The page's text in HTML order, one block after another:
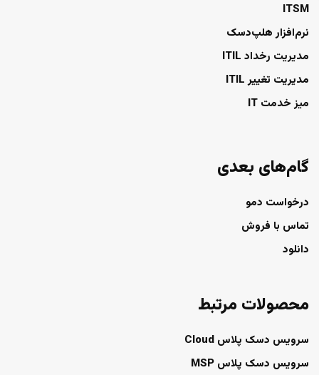
ITSM
نرم‌افزار هلپ‌دسک
مدیریت رخداد ITIL
مدیریت تغییر ITIL
میز خدمت IT
گام‌های بعدی
درخواست دمو
تماس با فروش
دانلود
محصولات مرتبط
سرویس دسک پلاس Cloud
سرویس دسک پلاس MSP